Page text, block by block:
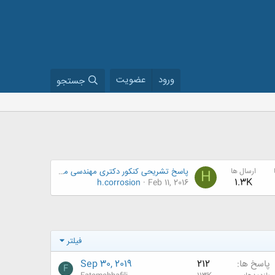
ورود عضویت جستجو
ارسال ها
1.3K
H
پاسخ تشریحی کنکور دکتری مهندسی مواد 93 و 94
Feb 11, 2016
h.corrosion
فیلتر
پاسخ ها 212
Sep 30, 2019
F